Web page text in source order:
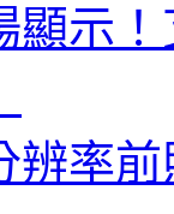
顯示
辨率